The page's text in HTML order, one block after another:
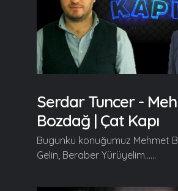
Serdar Tuncer -
Bozdağ | Çat Kapı
Bugünkü konuğumuz Mehmet
Gelin, Beraber Yürüyelim......